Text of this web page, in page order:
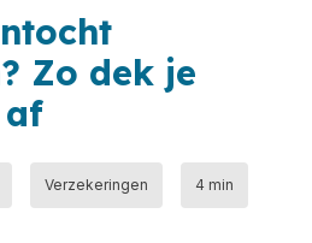
Zo dek je
af
Verzekeringen 4 min